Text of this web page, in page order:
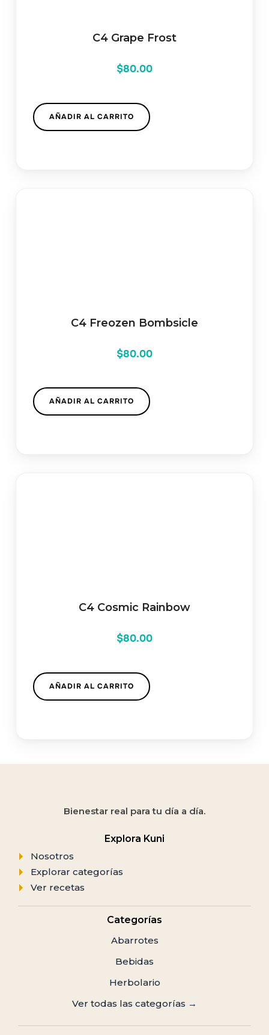
C4 Grape Frost
$80.00
AÑADIR AL CARRITO
C4 Freozen Bombsicle
$80.00
AÑADIR AL CARRITO
C4 Cosmic Rainbow
$80.00
AÑADIR AL CARRITO
Bienestar real para tu día a día.
Explora Kuni
Nosotros
Explorar categorías
Ver recetas
Categorías
Abarrotes
Bebidas
Herbolario
Ver todas las categorías →